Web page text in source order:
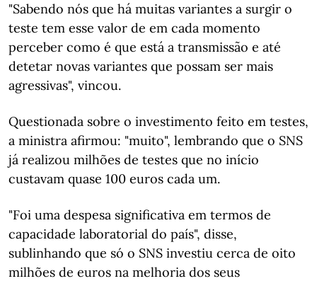
"Sabendo nós que há muitas variantes a surgir o
teste tem esse valor de em cada momento
perceber como é que está a transmissão e até
detetar novas variantes que possam ser mais
agressivas", vincou.
Questionada sobre o investimento feito em testes,
a ministra afirmou: "muito", lembrando que o SNS
já realizou milhões de testes que no início
custavam quase 100 euros cada um.
"Foi uma despesa significativa em termos de
capacidade laboratorial do país", disse,
sublinhando que só o SNS investiu cerca de oito
milhões de euros na melhoria dos seus